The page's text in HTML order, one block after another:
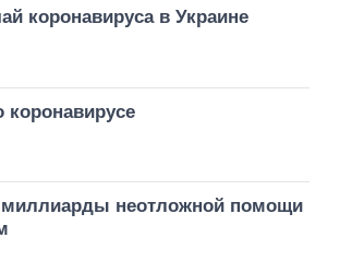
коронавируса в Украине
коронавирусе
неотложной помощи